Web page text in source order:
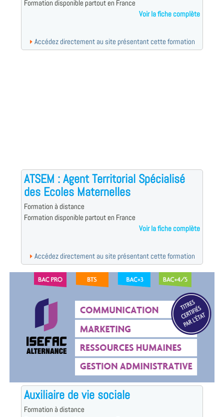
Formation disponible partout en France
Voir la fiche complète
Accédez directement au site présentant cette formation
ATSEM : Agent Territorial Spécialisé
des Ecoles Maternelles
Formation à distance
Formation disponible partout en France
Voir la fiche complète
Accédez directement au site présentant cette formation
Auxiliaire de vie sociale
Formation à distance